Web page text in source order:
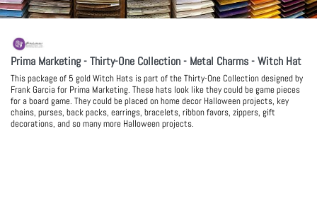
Prima Marketing - Thirty-One Collection - Metal Charms - Witch Hat
This package of 5 gold Witch Hats is part of the Thirty-One Collection designed by
Frank Garcia for Prima Marketing. These hats look like they could be game pieces
for a board game. They could be placed on home decor Halloween projects, key
chains, purses, back packs, earrings, bracelets, ribbon favors, zippers, gift
decorations, and so many more Halloween projects.